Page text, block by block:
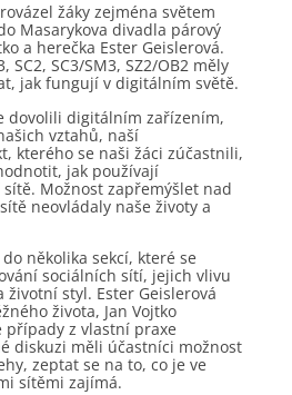
žáky zejména světem
Masarykova divadla párový
a herečka Ester Geislerová.
SC2, SC3/SM3, SZ2/OB2 měly
jak fungují v digitálním světě.
dovolili digitálním zařízením,
vztahů, naší
kterého se naši žáci zúčastnili,
jak používají
Možnost zapřemýšlet nad
neovládaly naše životy a
několika sekcí, které se
sociálních sítí, jejich vlivu
životní styl. Ester Geislerová
života, Jan Vojtko
případy z vlastní praxe
diskuzi měli účastníci možnost
zeptat se na to, co je ve
sítěmi zajímá.